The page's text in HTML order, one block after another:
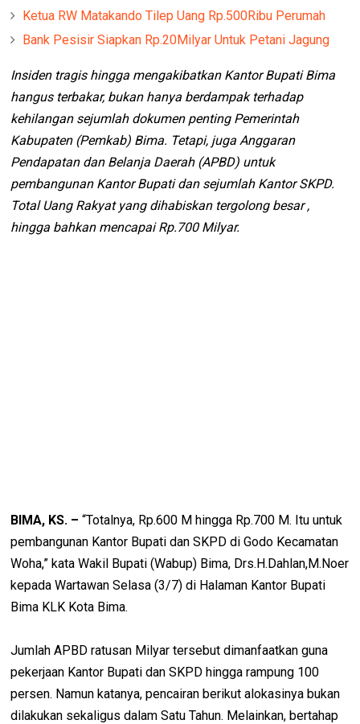
Ketua RW Matakando Tilep Uang Rp.500Ribu Perumah
Bank Pesisir Siapkan Rp.20Milyar Untuk Petani Jagung
Insiden tragis hingga mengakibatkan Kantor Bupati Bima
hangus terbakar, bukan hanya berdampak terhadap
kehilangan sejumlah dokumen penting Pemerintah
Kabupaten (Pemkab) Bima. Tetapi, juga Anggaran
Pendapatan dan Belanja Daerah (APBD) untuk
pembangunan Kantor Bupati dan sejumlah Kantor SKPD.
Total Uang Rakyat yang dihabiskan tergolong besar ,
hingga bahkan mencapai Rp.700 Milyar.
BIMA, KS. –“Totalnya, Rp.600 M hingga Rp.700 M. Itu untuk
pembangunan Kantor Bupati dan SKPD di Godo Kecamatan
Woha,” kata Wakil Bupati (Wabup) Bima, Drs.H.Dahlan,M.Noer
kepada Wartawan Selasa (3/7) di Halaman Kantor Bupati
Bima KLK Kota Bima.
Jumlah APBD ratusan Milyar tersebut dimanfaatkan guna
pekerjaan Kantor Bupati dan SKPD hingga rampung 100
persen. Namun katanya, pencairan berikut alokasinya bukan
dilakukan sekaligus dalam Satu Tahun. Melainkan, bertahap